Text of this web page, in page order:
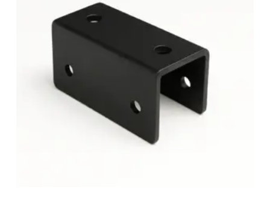
Sepetinizde ürün bulunmuyor.
Go To Shop